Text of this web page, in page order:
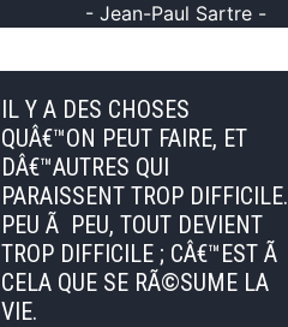
- Jean-Paul Sartre -
IL Y A DES CHOSES
QUÂ€™ON PEUT FAIRE, ET
DÂ€™AUTRES QUI
PARAISSENT TROP DIFFICILE.
PEU Ã PEU, TOUT DEVIENT
TROP DIFFICILE ; CÂ€™EST Ã
CELA QUE SE RÃ©SUME LA
VIE.